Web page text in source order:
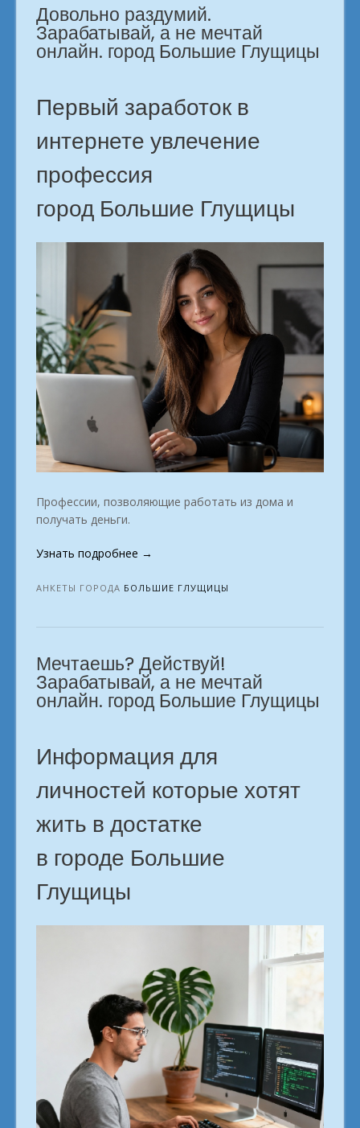
г.
Большие
Глущицы»
Довольно раздумий.
Зарабатывай, а не мечтай
онлайн. город Большие Глущицы
Первый заработок в
интернете увлечение
профессия
город Большие Глущицы
Профессии, позволяющие работать из дома и
получать деньги.
Узнать подробнее «Довольно
Зарабатывай,
не
онлайн.
город
Большие
Глущицы»
→
АНКЕТЫ ГОРОДА БОЛЬШИЕ ГЛУЩИЦЫ
Мечтаешь? Действуй!
Зарабатывай, а не мечтай
онлайн. город Большие Глущицы
Информация для
личностей которые хотят
жить в достатке
в городе Большие
Глущицы